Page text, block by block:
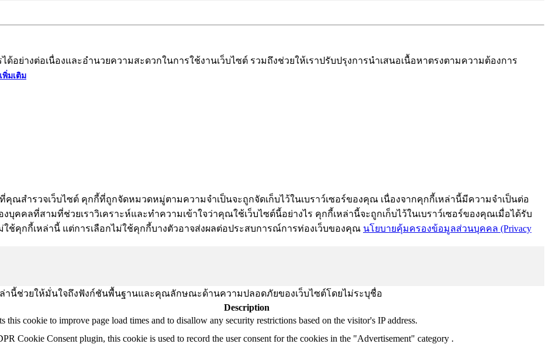
อย่างต่อเนื่องและอำนวยความสะดวกในการใช้งานเว็บไซต์ รวมถึงช่วยให้เราปรับปรุงการนำเสนอเนื้อหาตรงตามความต้องการ
พิ่มเติม
สำรวจเว็บไซต์ คุกกี้ที่ถูกจัดหมวดหมู่ตามความจำเป็นจะถูกจัดเก็บไว้ในเบราว์เซอร์ของคุณ เนื่องจากคุกกี้เหล่านี้มีความจำเป็นต่อ
คคลที่สามที่ช่วยเราวิเคราะห์และทำความเข้าใจว่าคุณใช้เว็บไซต์นี้อย่างไร คุกกี้เหล่านี้จะถูกเก็บไว้ในเบราว์เซอร์ของคุณเมื่อได้รับ
ช้คุกกี้เหล่านี้ แต่การเลือกไม่ใช้คุกกี้บางตัวอาจส่งผลต่อประสบการณ์การท่องเว็บของคุณ นโยบายคุ้มครองข้อมูลส่วนบุคคล (Privacy
ล่านี้ช่วยให้มั่นใจถึงฟังก์ชันพื้นฐานและคุณลักษณะด้านความปลอดภัยของเว็บไซต์โดยไม่ระบุชื่อ
Description
this cookie to improve page load times and to disallow any security restrictions based on the visitor's IP address.
Cookie Consent plugin, this cookie is used to record the user consent for the cookies in the "Advertisement" category .